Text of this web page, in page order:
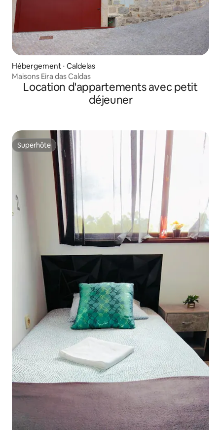
Hébergement ⋅ Caldelas
Maisons Eira das Caldas
Location d'appartements avec petit
déjeuner
Superhôte
Superhôte